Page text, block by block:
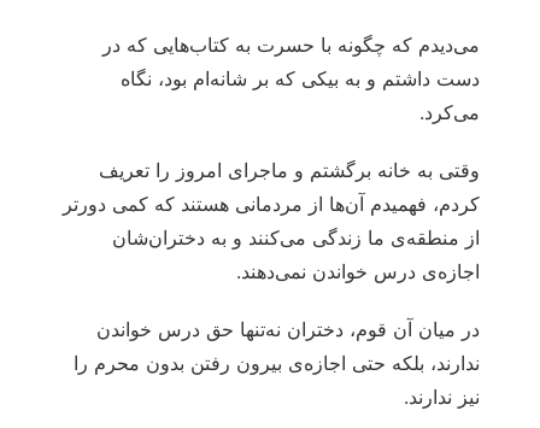
می‌دیدم که چگونه با حسرت به کتاب‌هایی که در
دست داشتم و به بیکی که بر شانه‌ام بود، نگاه
می‌کرد.
وقتی به خانه برگشتم و ماجرای امروز را تعریف
کردم، فهمیدم آن‌ها از مردمانی هستند که کمی دورتر
از منطقه‌ی ما زندگی می‌کنند و به دختران‌شان
اجازه‌ی درس خواندن نمی‌دهند.
در میان آن قوم، دختران نه‌تنها حق درس خواندن
ندارند، بلکه حتی اجازه‌ی بیرون رفتن بدون محرم را
نیز ندارند.